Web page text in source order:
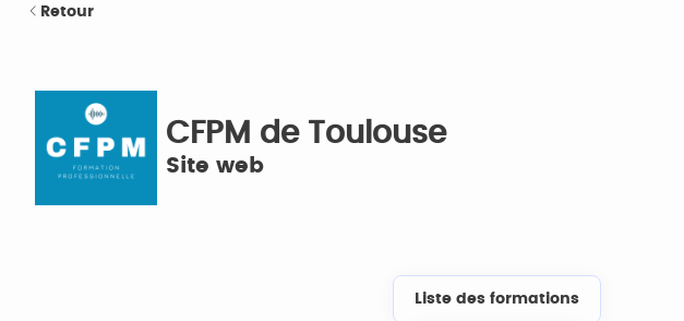
Retour
CFPM de Toulouse
Site web
Liste des formations